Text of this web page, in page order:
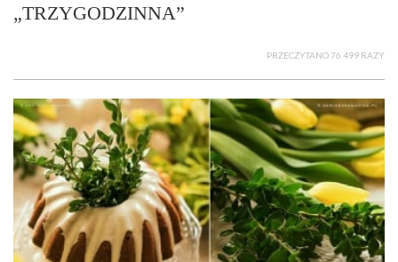
„TRZYGODZINNA”
PRZECZYTANO 76 499 RAZY